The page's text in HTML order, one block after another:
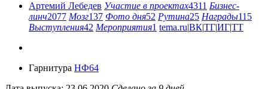
Артемий Лебедев Участие в проектах4311 Бизнес-
линч2077 Мозг137 Фото дня52 Рутина25 Награды115
Выступления42 Мероприятия1 tema.ru|ВК|ТГ|ИГ|ТТ
Гарнитура НФ64